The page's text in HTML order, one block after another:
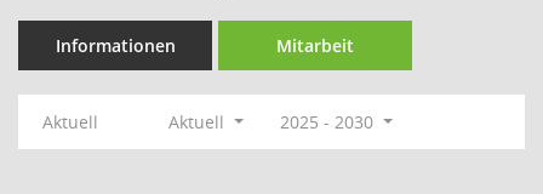
Informationen Mitarbeit
Aktuell Aktuell 2025 - 2030